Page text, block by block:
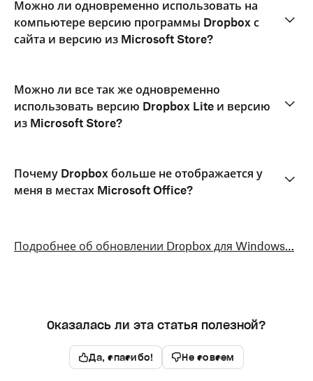
Можно ли одновременно использовать на
компьютере версию программы Dropbox с
сайта и версию из Microsoft Store?
Можно ли все так же одновременно
использовать версию Dropbox Lite и версию
из Microsoft Store?
Почему Dropbox больше не отображается у
меня в местах Microsoft Office?
Подробнее об обновлении Dropbox для Windows…
Оказалась ли эта статья полезной?
Да, спасибо! Не совсем